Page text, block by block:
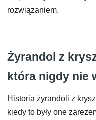
rozwiązaniem.
Żyrandol z
która nigdy nie
Historia żyrandoli z
kiedy to były one